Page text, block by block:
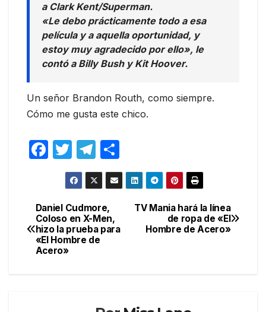
a Clark Kent/Superman.
«Le debo prácticamente todo a esa
película y a aquella oportunidad, y
estoy muy agradecido por ello», le
contó a Billy Bush y Kit Hoover.
Un señor Brandon Routh, como siempre.
Cómo me gusta este chico.
F
e
b
o
T
w
itt
er
T
el
e
gr
a
m
o
m
ar
Navegación
de
TV Mania hará la línea
de ropa de «El
Hombre de Acero»
Daniel Cudmore,
Coloso en X-Men,
hizo la prueba para
«El Hombre de
Acero»